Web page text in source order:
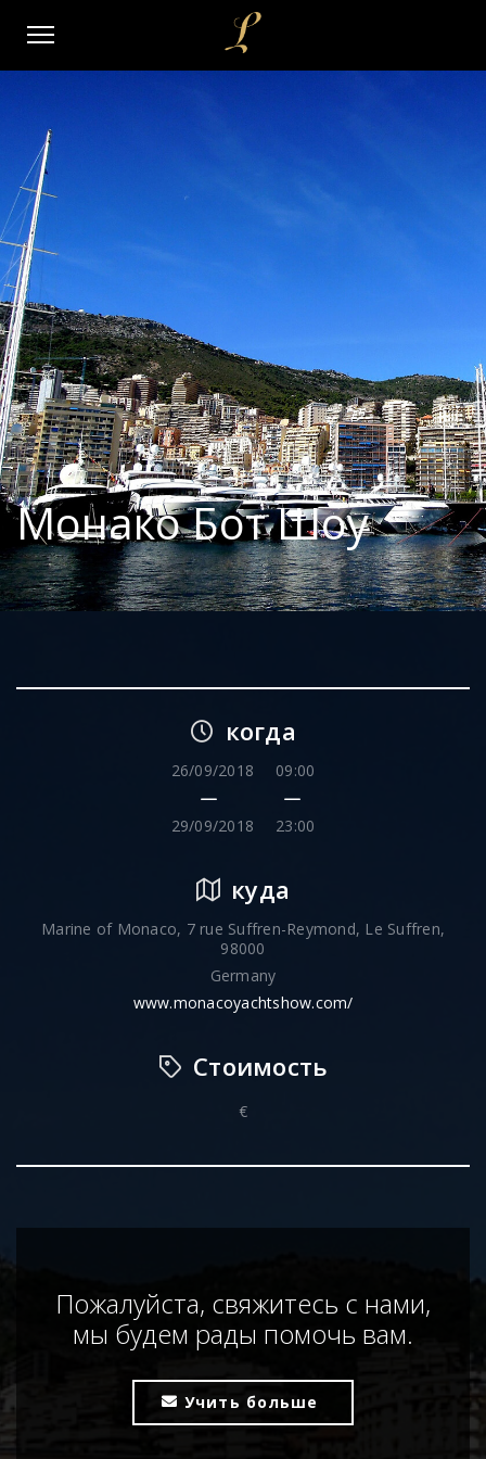
Монако Бот Шоу
когда
26/09/2018
29/09/2018
09:00
23:00
куда
Marine of Monaco, 7 rue Suffren-Reymond, Le Suffren,
98000
Germany
www.monacoyachtshow.com/
Стоимость
€
Пожалуйста, свяжитесь с нами,
мы будем рады помочь вам.
Учить больше